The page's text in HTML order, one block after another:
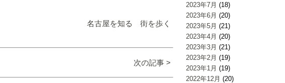
2023年7月 (18)
2023年6月 (20)
2023年5月 (21)
2023年4月 (20)
2023年3月 (21)
2023年2月 (19)
2023年1月 (19)
2022年12月 (20)
名古屋を知る 街を歩く
次の記事 >